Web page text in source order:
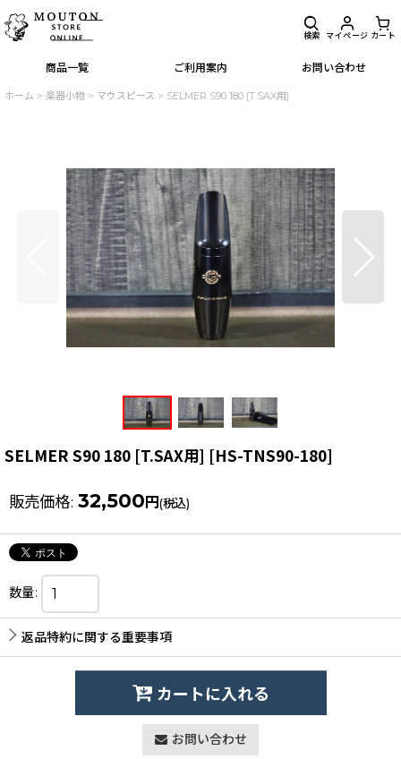
商品一覧 ご利用案内 お問い合わせ
検索 マイページ カート
ホーム > 楽器小物 > マウスピース > SELMER S90 180 [T.SAX用]
SELMER S90 180 [T.SAX用] [HS-TNS90-180]
販売価格: 32,500円(税込)
数量:
返品特約に関する重要事項
カートに入れる
お問い合わせ